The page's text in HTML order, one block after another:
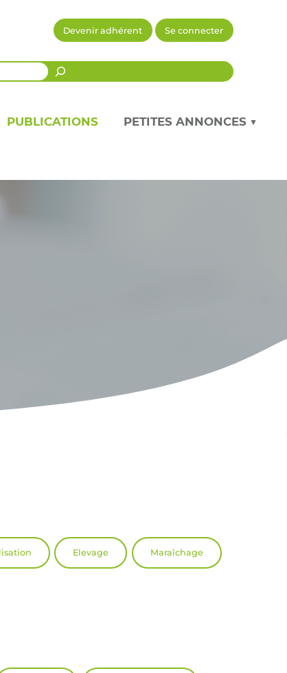
Devenir adhérent Se connecter
PUBLICATIONS PETITES ANNONCES ▼
Elevage Maraîchage